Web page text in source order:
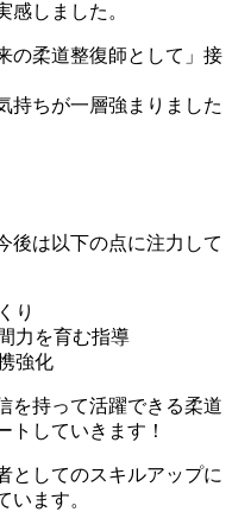
感しました。
の柔道整復師として」接
持ちが一層強まりました
後は以下の点に注力して
り
力を育む指導
強化
を持って活躍できる柔道
トしていきます！
としてのスキルアップに
います。